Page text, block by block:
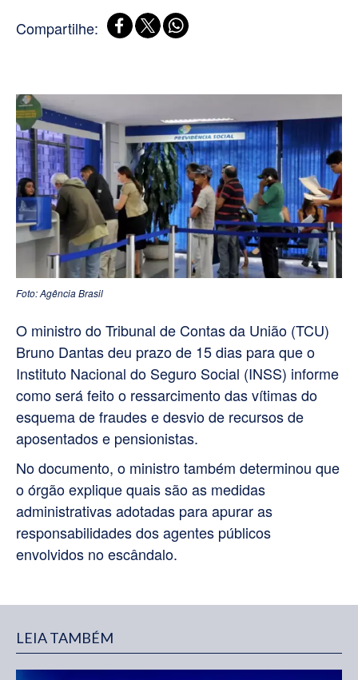
Compartilhe:
Foto: Agência Brasil
O ministro do Tribunal de Contas da União (TCU)
Bruno Dantas deu prazo de 15 dias para que o
Instituto Nacional do Seguro Social (INSS) informe
como será feito o ressarcimento das vítimas do
esquema de fraudes e desvio de recursos de
aposentados e pensionistas.
No documento, o ministro também determinou que
o órgão explique quais são as medidas
administrativas adotadas para apurar as
responsabilidades dos agentes públicos
envolvidos no escândalo.
LEIA TAMBÉM